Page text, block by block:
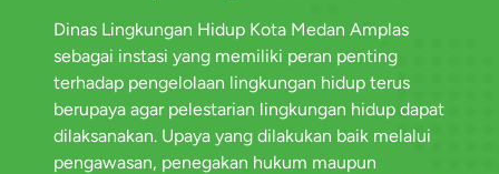
Dinas Lingkungan Hidup Kota Medan Amplas
sebagai instasi yang memiliki peran penting
terhadap pengelolaan lingkungan hidup terus
berupaya agar pelestarian lingkungan hidup dapat
dilaksanakan. Upaya yang dilakukan baik melalui
pengawasan, penegakan hukum maupun